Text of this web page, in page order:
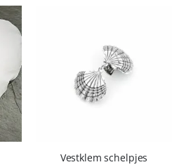
Vestklem schelpjes